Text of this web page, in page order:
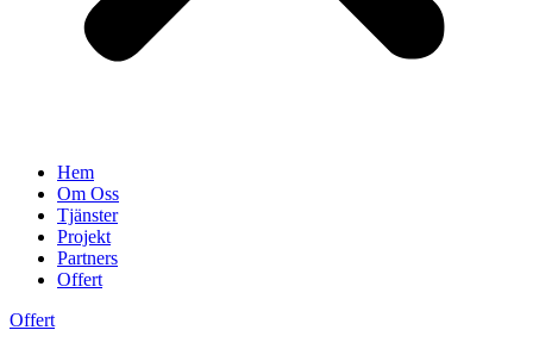
Hem
Om Oss
Tjänster
Projekt
Partners
Offert
Offert